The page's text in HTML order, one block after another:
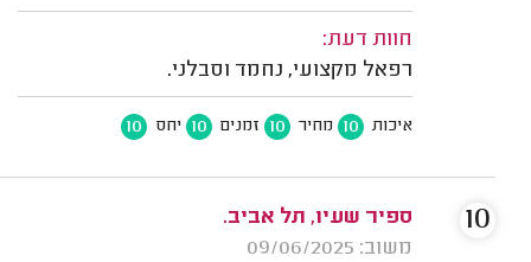
חוות דעת:
רפאל מקצועי, נחמד וסבלני.
איכות 10 מחיר 10 זמנים 10 יחס 10
ספיר שעיו, תל אביב.
משוב: 09/06/2025
10